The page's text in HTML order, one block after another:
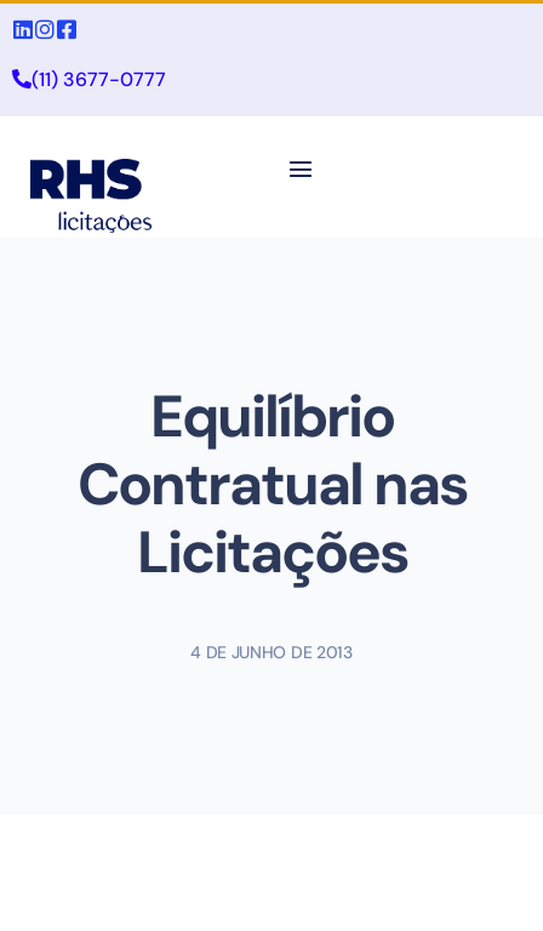
(11) 3677-0777
Equilíbrio
Contratual nas
Licitações
4 DE JUNHO DE 2013